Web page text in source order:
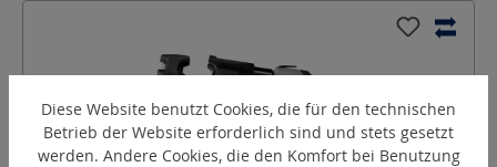
Diese Website benutzt Cookies, die für den technischen
Betrieb der Website erforderlich sind und stets gesetzt
werden. Andere Cookies, die den Komfort bei Benutzung